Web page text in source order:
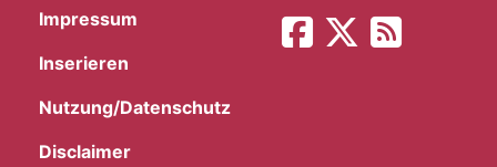
Impressum
Inserieren
Nutzung/Datenschutz
Disclaimer